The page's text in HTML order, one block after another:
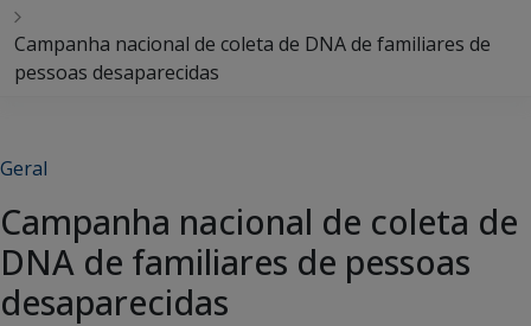
Campanha nacional de coleta de DNA de familiares de
pessoas desaparecidas
Geral
Campanha nacional de coleta de
DNA de familiares de pessoas
desaparecidas